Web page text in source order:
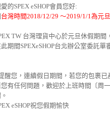
的SPEX eSHOP會員您好:
台灣時間2018/12/29 ～2019/1/1為元
TW 台灣理貨中心於元旦休假期
期間SPEXeSHOP台北辦公室委託
醒您，連續假日期間，若您的包裹
有任何問題，歡迎於上班時間〔周
eSHOP祝您假期愉快